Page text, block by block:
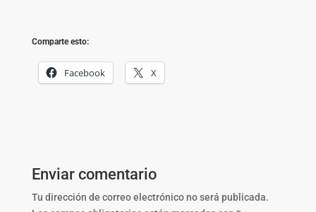
Comparte esto:
Facebook X
Enviar comentario
Tu dirección de correo electrónico no será publicada.